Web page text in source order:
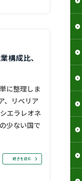
構成比、
に整理しま
、リベリア
エラレオネ
少ない国で
続きを読む